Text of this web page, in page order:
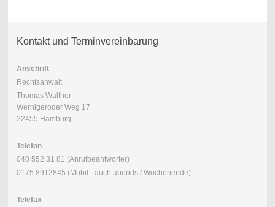
Kontakt und Terminvereinbarung
Anschrift
Rechtsanwalt
Thomas Walther
Wernigeroder Weg 17
22455 Hamburg
Telefon
040 552 31 81 (Anrufbeantworter)
0175 8912845 (Mobil - auch abends / Wochenende)
Telefax